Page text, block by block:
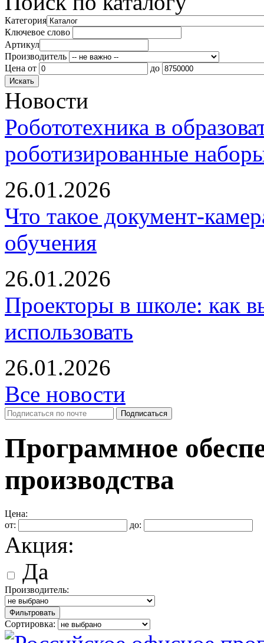
Категория
Ключевое слово
Артикул
Производитель
Цена от до
Новости
Робототехника в
роботизированные
26.01.2026
Что такое документ-
обучения
26.01.2026
Проекторы в школе: как
использовать
26.01.2026
Все новости
Программное
производства
Цена:
от:
до:
Акция:
Да
Производитель:
Фильтровать
Сортировка: